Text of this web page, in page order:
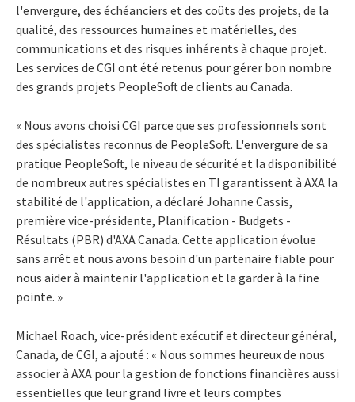
l'envergure, des échéanciers et des coûts des projets, de la
qualité, des ressources humaines et matérielles, des
communications et des risques inhérents à chaque projet.
Les services de CGI ont été retenus pour gérer bon nombre
des grands projets PeopleSoft de clients au Canada.
« Nous avons choisi CGI parce que ses professionnels sont
des spécialistes reconnus de PeopleSoft. L'envergure de sa
pratique PeopleSoft, le niveau de sécurité et la disponibilité
de nombreux autres spécialistes en TI garantissent à AXA la
stabilité de l'application, a déclaré Johanne Cassis,
première vice-présidente, Planification - Budgets -
Résultats (PBR) d'AXA Canada. Cette application évolue
sans arrêt et nous avons besoin d'un partenaire fiable pour
nous aider à maintenir l'application et la garder à la fine
pointe. »
Michael Roach, vice-président exécutif et directeur général,
Canada, de CGI, a ajouté : « Nous sommes heureux de nous
associer à AXA pour la gestion de fonctions financières aussi
essentielles que leur grand livre et leurs comptes